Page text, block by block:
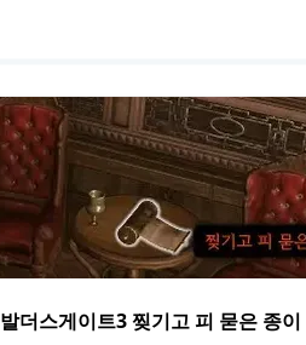
발더스게이트3 찢기고 피 묻은 종이